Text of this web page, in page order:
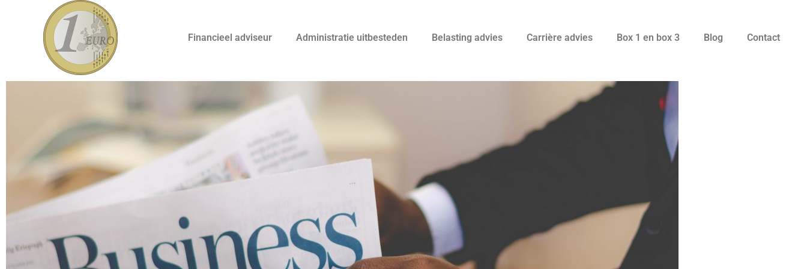
Financieel adviseur Administratie uitbesteden Belasting advies Carrière advies Box 1 en box 3 Blog Contact